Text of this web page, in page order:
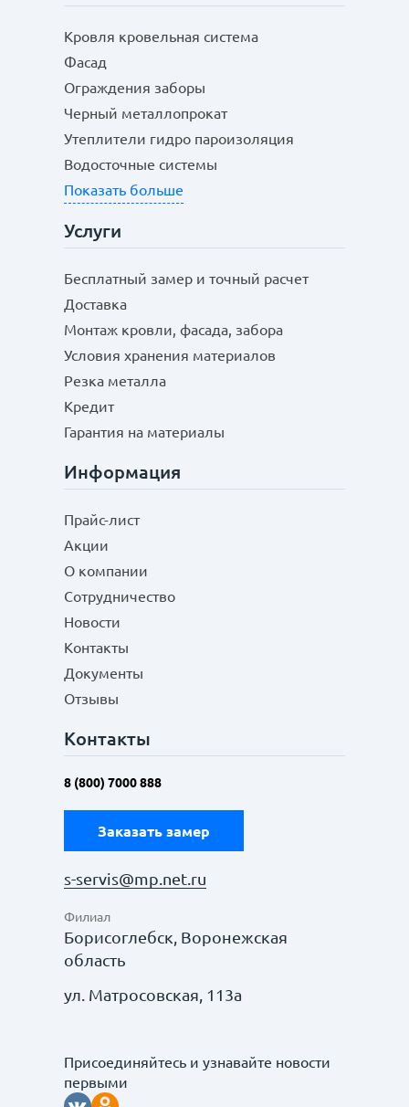
Кровля кровельная система
Фасад
Ограждения заборы
Черный металлопрокат
Утеплители гидро пароизоляция
Водосточные системы
Показать больше
Услуги
Бесплатный замер и точный расчет
Доставка
Монтаж кровли, фасада, забора
Условия хранения материалов
Резка металла
Кредит
Гарантия на материалы
Информация
Прайс-лист
Акции
О компании
Сотрудничество
Новости
Контакты
Документы
Отзывы
Контакты
8 (800) 7000 888
Заказать замер
s-servis@mp.net.ru
Филиал
Борисоглебск, Воронежская
область
ул. Матросовская, 113а
Присоединяйтесь и узнавайте новости
первыми